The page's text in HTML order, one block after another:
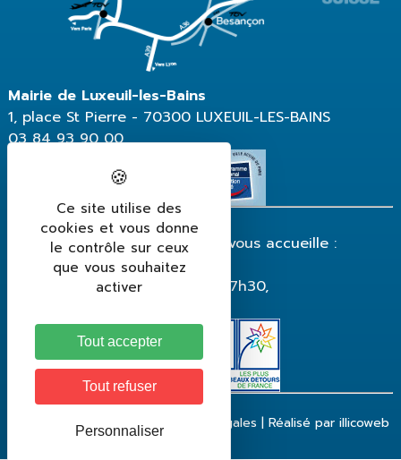
Mairie de Luxeuil-les-Bains
1, place St Pierre - 70300 LUXEUIL-LES-BAINS
03 84 93 90 00
La mairie de Luxeuil-les-Bains vous accueille :
du lundi au vendredi
de 8h30 à 12h et de 13h30 à 17h30,
Plan du site| Mentions légales | Réalisé par illicoweb
Ce site utilise des
cookies et vous donne
le contrôle sur ceux
que vous souhaitez
activer
Tout accepter
Tout refuser
Personnaliser